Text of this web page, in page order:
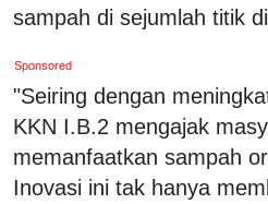
sampah di sejumlah titik
Sponsored
"Seiring dengan
KKN I.B.2 mengajak
memanfaatkan sampah
Inovasi ini tak hanya